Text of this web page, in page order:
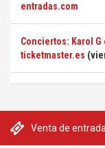
Venta de
entradas.com
Conciertos: Karol G
ticketmaster.es